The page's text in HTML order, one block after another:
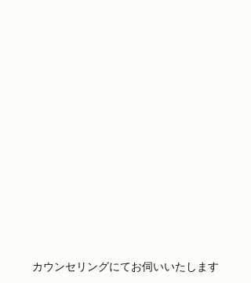
カウンセリングにてお伺いいたします